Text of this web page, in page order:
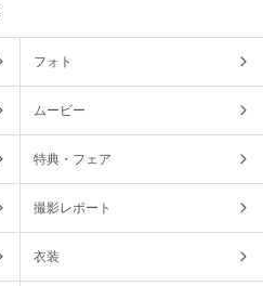
フォト
ムービー
特典・フェア
撮影レポート
衣装